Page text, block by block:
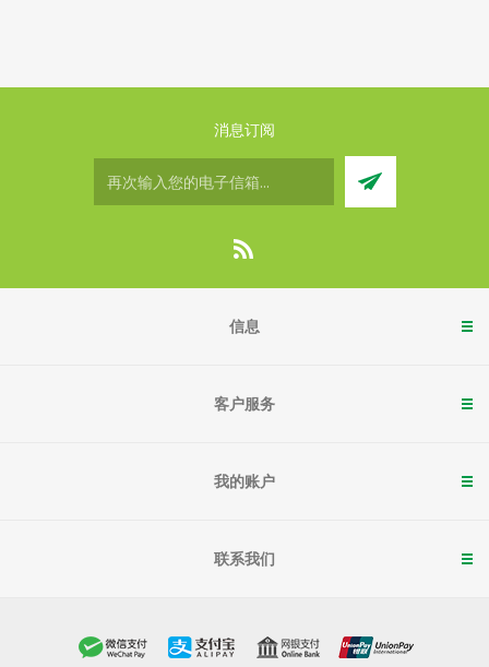
消息订阅
信息
客户服务
我的账户
联系我们